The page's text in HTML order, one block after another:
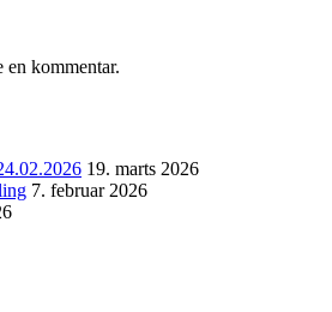
en kommentar.
19. marts 2026
7. februar 2026